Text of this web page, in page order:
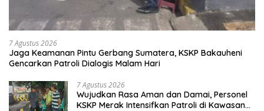
7 Agustus 2026
Jaga Keamanan Pintu Gerbang Sumatera, KSKP Bakauheni
Gencarkan Patroli Dialogis Malam Hari
7 Agustus 2026
Wujudkan Rasa Aman dan Damai, Personel
KSKP Merak Intensifkan Patroli di Kawasan